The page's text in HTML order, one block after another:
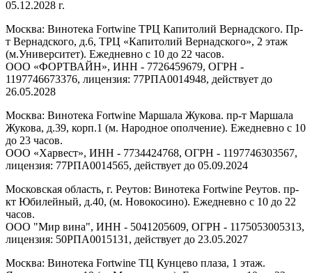
05.12.2028 г.
Москва: Винотека Fortwine ТРЦ Капитолий Вернадского. Пр-
т Вернадского, д.6, ТРЦ «Капитолий Вернадского», 2 этаж
(м.Университет). Ежедневно с 10 до 22 часов.
ООО «ФОРТВАЙН», ИНН - 7726459679, ОГРН -
1197746673376, лицензия: 77РПА0014948, действует до
26.05.2028
Москва: Винотека Fortwine Маршала Жукова. пр-т Маршала
Жукова, д.39, корп.1 (м. Народное ополчение). Ежедневно с 10
до 23 часов.
ООО «Харвест», ИНН - 7734424768, ОГРН - 1197746303567,
лицензия: 77РПА0014565, действует до 05.09.2024
Московская область, г. Реутов: Винотека Fortwine Реутов. пр-
кт Юбилейный, д.40, (м. Новокосино). Ежедневно с 10 до 22
часов.
ООО "Мир вина", ИНН - 5041205609, ОГРН - 1175053005313,
лицензия: 50РПА0015131, действует до 23.05.2027
Москва: Винотека Fortwine ТЦ Кунцево плаза, 1 этаж.